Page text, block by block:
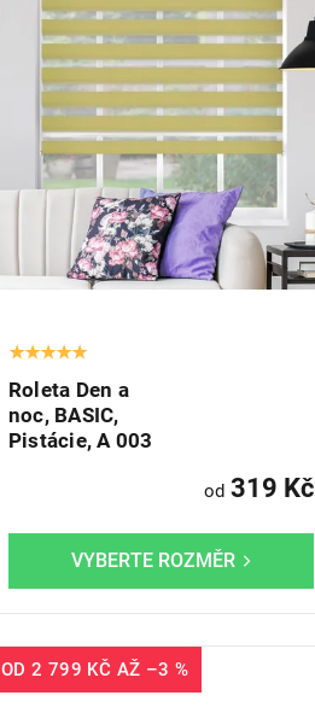
Roleta Den a
noc, BASIC,
Pistácie, A 003
od 319 Kč
OD2 799 KČ AŽ –3 %